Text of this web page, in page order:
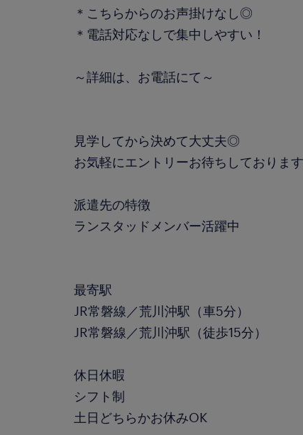
＊こちらからのお声掛けなし◎
＊電話対応なしで集中しやすい！
～詳細は、お電話にて～
見学してから決めて大丈夫◎
お気軽にエントリーお待ちしておりま
派遣先の特徴
ランスタッドメンバー活躍中
最寄駅
JR常磐線／荒川沖駅（車5分）
JR常磐線／荒川沖駅（徒歩15分）
休日休暇
シフト制
土日どちらかお休みOK